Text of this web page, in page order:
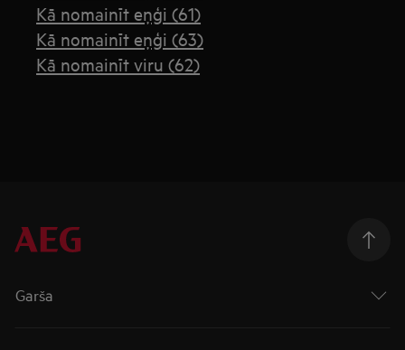
Kā nomainīt eņģi (61)
Kā nomainīt eņģi (63)
Kā nomainīt viru (62)
Garša